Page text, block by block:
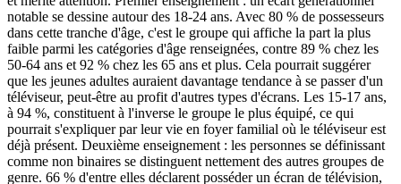
notable se dessine autour des 18-24 ans. Avec 80 % de possesseurs
dans cette tranche d'âge, c'est le groupe qui affiche la part la plus
faible parmi les catégories d'âge renseignées, contre 89 % chez les
50-64 ans et 92 % chez les 65 ans et plus. Cela pourrait suggérer
que les jeunes adultes auraient davantage tendance à se passer d'un
téléviseur, peut-être au profit d'autres types d'écrans. Les 15-17 ans,
à 94 %, constituent à l'inverse le groupe le plus équipé, ce qui
pourrait s'expliquer par leur vie en foyer familial où le téléviseur est
déjà présent. Deuxième enseignement : les personnes se définissant
comme non binaires se distinguent nettement des autres groupes de
genre. 66 % d'entre elles déclarent posséder un écran de télévision,